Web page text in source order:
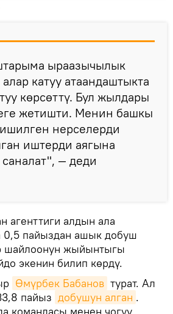
ыраазычылык
катуу атаандаштыкта
көрсөттү. Бул жылдары
жетишти. Менин башкы
нерселерди
иштерди аягына
— деди
агенттиги алдын ала
пайыздан ашык добуш
шайлоонун жыйынтыгы
экенин билип көрдү.
Өмүрбек Бабанов турат. Ал
пайыз добушун алган .
командасы менен чогуу